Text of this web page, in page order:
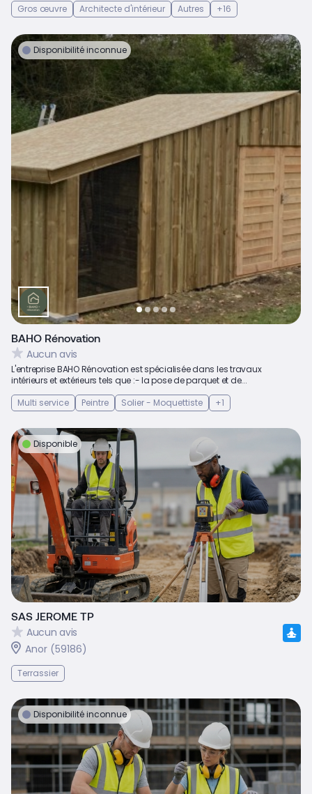
Gros œuvre
Architecte d'intérieur Autres +16
Disponibilité inconnue
BAHO Rénovation
Aucun avis
L'entreprise BAHO Rénovation est spécialisée dans les travaux
intérieurs et extérieurs tels que :- la pose de parquet et de...
Multi service
Peintre Solier - Moquettiste +1
Disponible
SAS JEROME TP
Aucun avis
Anor (59186)
Terrassier
Disponibilité inconnue